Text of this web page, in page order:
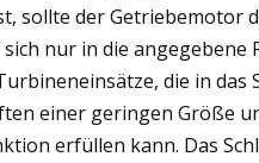
sollte der Getriebemotor
nur in die
die in
einer geringen Größe
erfüllen kann. Das